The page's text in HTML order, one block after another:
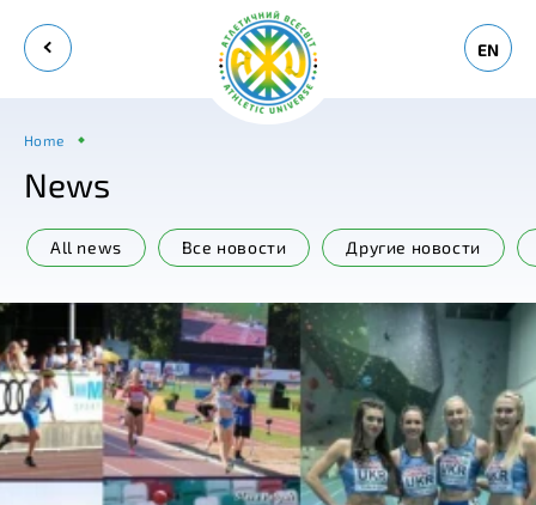
EN
Home
News
Другие новости
Все новости
All news